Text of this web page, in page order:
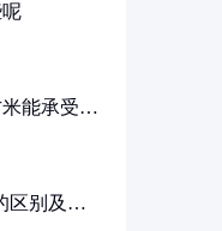
能承受多
区别及其